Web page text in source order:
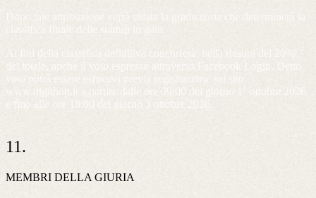
Dopo tale attribuzione verrà stilata la graduatoria che determinerà la
classifica finale delle startup in gara.
Ai fini della classifica definitiva concorrerà, nella misura del 20%
del totale, anche il voto espresso attraverso Facebook Login. Detto
voto potrà essere espresso previa registrazione sul sito
www.digithon.it a partire dalle ore 09:00 del giorno 1° ottobre 2026
e fino alle ore 18:00 del giorno 3 ottobre 2026.
11.
MEMBRI DELLA GIURIA